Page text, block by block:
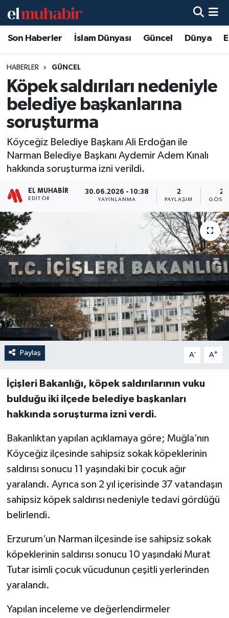
Son Haberler İslam Dünyası Güncel Dünya
HABERLER GÜNCEL
Köpek saldırıları nedeniyle
belediye başkanlarına
soruşturma
Köyceğiz Belediye Başkanı Ali Erdoğan ile
Narman Belediye Başkanı Aydemir Adem Kınalı
hakkında soruşturma izni verildi.
EL MUHABIR
EDITÖR
30.06.2026 - 10:38
YAYINLANMA
2
PAYLAŞIM
24
Paylaş A- A+
İçişleri Bakanlığı, köpek saldırılarının vuku
bulduğu iki ilçede belediye başkanları
hakkında soruşturma izni verdi.
Bakanlıktan yapılan açıklamaya göre; Muğla’nın
Köyceğiz ilçesinde sahipsiz sokak köpeklerinin
saldırısı sonucu 11 yaşındaki bir çocuk ağır
yaralandı. Ayrıca son 2 yıl içerisinde 37 vatandaşın
sahipsiz köpek saldırısı nedeniyle tedavi gördüğü
belirlendi.
Erzurum’un Narman ilçesinde ise sahipsiz sokak
köpeklerinin saldırısı sonucu 10 yaşındaki Murat
Tutar isimli çocuk vücudunun çeşitli yerlerinden
yaralandı.
Yapılan inceleme ve değerlendirmeler
Hava Durumu
Trafik Durumu
Süper Lig Puan Durumu ve Fikstür
Tüm Manşetler
Son Dakika Haberleri
Haber Arşivi